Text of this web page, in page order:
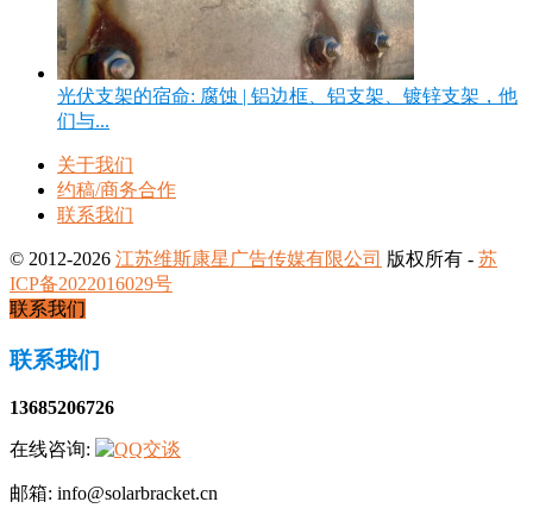
光伏支架的宿命: 腐蚀 | 铝边框、铝支架、镀锌支架，他
们与...
关于我们
约稿/商务合作
联系我们
© 2012-2026 江苏维斯康星广告传媒有限公司 版权所有 - 苏
ICP备2022016029号
联系我们
联系我们
13685206726
在线咨询:
邮箱: info@solarbracket.cn